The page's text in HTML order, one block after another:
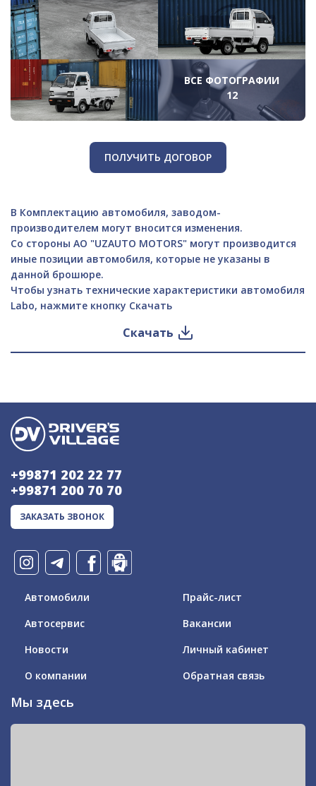
ВСЕ ФОТОГРАФИИ
12
ПОЛУЧИТЬ ДОГОВОР
В Комплектацию автомобиля, заводом-
производителем могут вносится изменения.
Со стороны АО "UZAUTO MOTORS" могут производится
иные позиции автомобиля, которые не указаны в
данной брошюре.
Чтобы узнать технические характеристики автомобиля
Labo, нажмите кнопку Скачать
Скачать
+99871 202 22 77
+99871 200 70 70
ЗАКАЗАТЬ ЗВОНОК
Автомобили
Автосервис
Новости
О компании
Прайс-лист
Вакансии
Личный кабинет
Обратная связь
Мы здесь